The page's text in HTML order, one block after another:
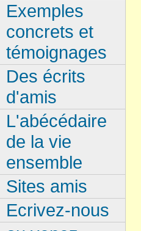
Exemples
concrets et
témoignages
Des écrits
d'amis
L'abécédaire
de la vie
ensemble
Sites amis
Ecrivez-nous